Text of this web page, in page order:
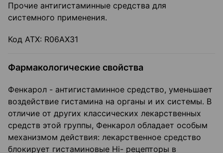
Прочие антигистаминные средства для
системного применения.
Код ATX: R06AX31
Фармакологические свойства
Фенкарол - антигистаминное средство, уменьшает
воздействие гистамина на органы и их системы. В
отличие от других классических лекарственных
средств этой группы, Фенкарол обладает особым
механизмом действия: лекарственное средство
блокирует гистаминовые Hi- рецепторы в